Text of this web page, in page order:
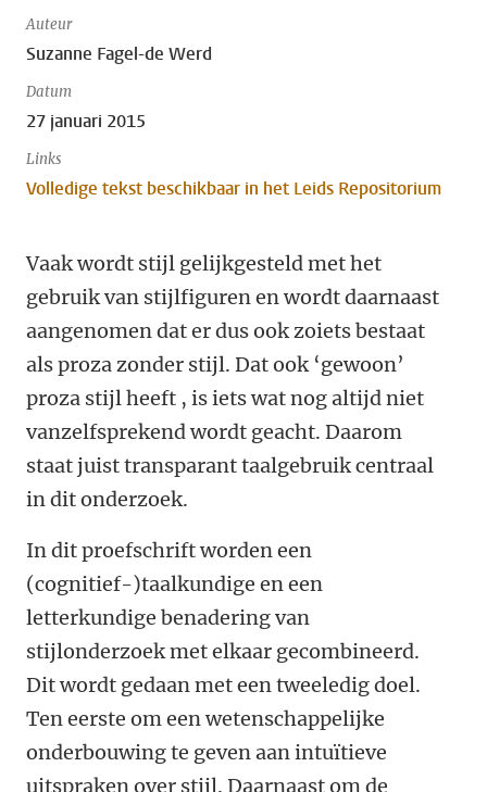
Auteur
Suzanne Fagel-de Werd
Datum
27 januari 2015
Links
Volledige tekst beschikbaar in het Leids Repositorium
Vaak wordt stijl gelijkgesteld met het
gebruik van stijlfiguren en wordt daarnaast
aangenomen dat er dus ook zoiets bestaat
als proza zonder stijl. Dat ook ‘gewoon’
proza stijl heeft , is iets wat nog altijd niet
vanzelfsprekend wordt geacht. Daarom
staat juist transparant taalgebruik centraal
in dit onderzoek.
In dit proefschrift worden een
(cognitief-)taalkundige en een
letterkundige benadering van
stijlonderzoek met elkaar gecombineerd.
Dit wordt gedaan met een tweeledig doel.
Ten eerste om een wetenschappelijke
onderbouwing te geven aan intuïtieve
uitspraken over stijl. Daarnaast om de